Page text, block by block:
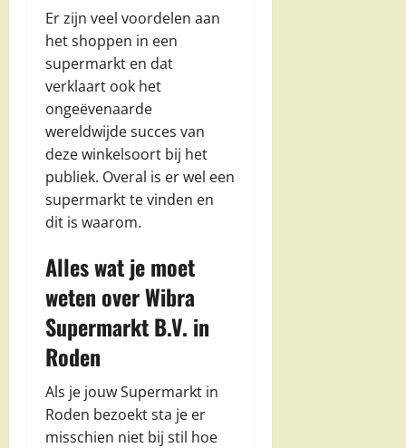
Er zijn veel voordelen aan
het shoppen in een
supermarkt en dat
verklaart ook het
ongeëvenaarde
wereldwijde succes van
deze winkelsoort bij het
publiek. Overal is er wel een
supermarkt te vinden en
dit is waarom.
Alles wat je moet
weten over Wibra
Supermarkt B.V. in
Roden
Als je jouw Supermarkt in
Roden bezoekt sta je er
misschien niet bij stil hoe